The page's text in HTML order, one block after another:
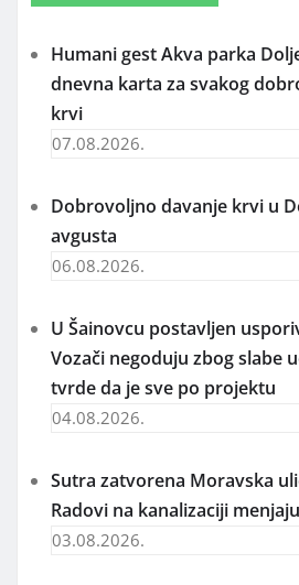
Humani gest Akva parka
dnevna karta za svakog
krvi
07.08.2026.
Dobrovoljno davanje krvi u
avgusta
06.08.2026.
U Šainovcu postavljen
Vozači negoduju zbog slabe
tvrde da je sve po projektu
04.08.2026.
Sutra zatvorena Moravska
Radovi na kanalizaciji
03.08.2026.